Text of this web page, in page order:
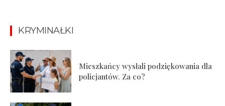
KRYMINAŁKI
Mieszkańcy wysłali podziękowania dla
policjantów. Za co?